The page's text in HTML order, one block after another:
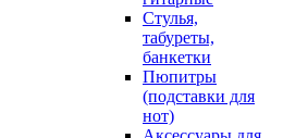
Стулья,
табуреты,
банкетки
Пюпитры
(подставки для
нот)